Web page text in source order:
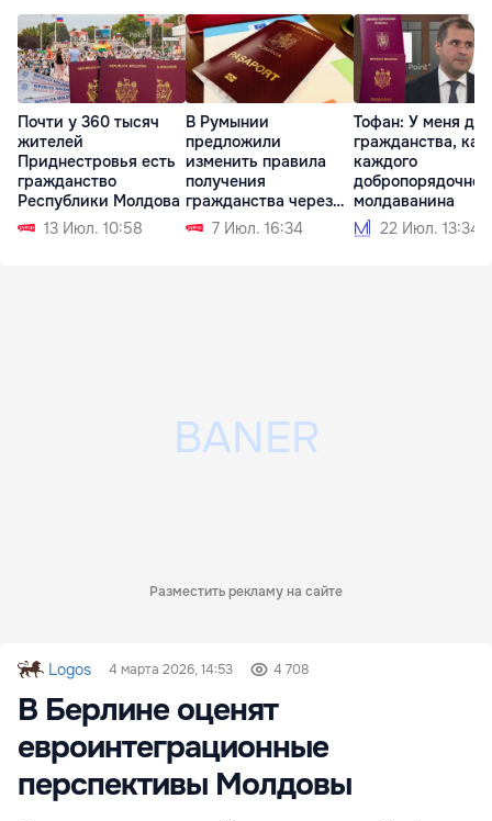
Почти у 360 тысяч
жителей
Приднестровья есть
гражданство
Республики Молдова
13 Июл. 10:58
В Румынии
предложили
изменить правила
получения
гражданства через
брак7 Июл. 16:34
Тофан: У меня два
гражданства, как
каждого
молдаванина
22 Июл. 13:34
Разместить рекламу на сайте
Logos 4 марта 2026, 14:53 4 708
В Берлине оценят
евроинтеграционные
перспективы Молдовы